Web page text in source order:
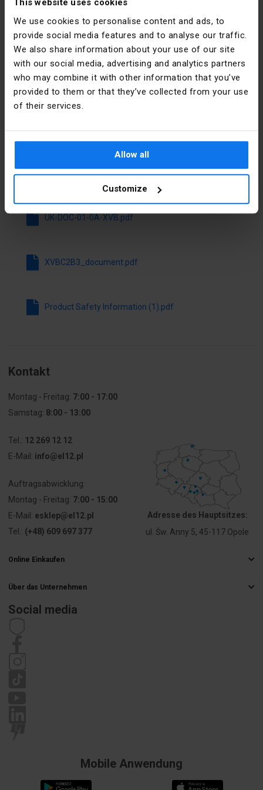
This website uses cookies
We use cookies to personalise content and ads, to
provide social media features and to analyse our traffic.
We also share information about your use of our site
with our social media, advertising and analytics partners
who may combine it with other information that you’ve
provided to them or that they’ve collected from your use
of their services.
Allow all
Customize
PKWIU 27.90.20.0
Weitere technische Daten
Funktion Dauerlicht
Farbe grün
bei AC 60 Hz
24 ... 24 V
Spannungsart
Leuchtmittel
(IP)
Stopień
ochrony
(NEMA)
4X
Polska
Adresse
02-673
Warszawa
12 Polska
E-Mail poland.helpdesk@se.com
Dateien zum Herunterladen
UK-DOC-01-0A-XVB.pdf
XVBC2B3_document.pdf
Product Safety Information (1).pdf
Kontakt
Montag - Freitag: 7:00 - 17:00
Samstag: 8:00 - 13:00
Tel.: 12 269 12 12
E-Mail: info@el12.pl
Auftragsabwicklung:
Montag - Freitag: 7:00 - 15:00
E-Mail: esklep@el12.pl
Tel.: (+48) 609 697 377
Adresse des Hauptsitzes:
ul. Św. Anny 5, 45-117 Opole
Online Einkaufen
Liefermethoden
Zahlungsarten
Über das Unternehmen
Karriere
Social media
Mobile Anwendung